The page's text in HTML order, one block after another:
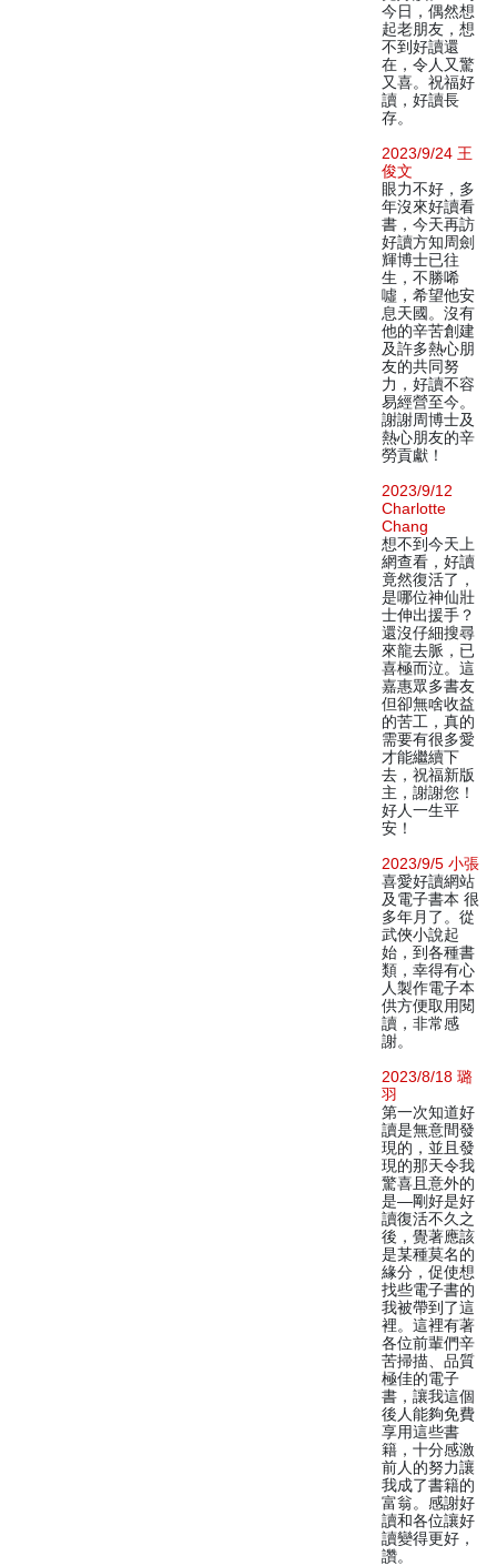
今日，偶然想
起老朋友，想
不到好讀還
在，令人又驚
又喜。祝福好
讀，好讀長
存。
2023/9/24 王
俊文
眼力不好，多
年沒來好讀看
書，今天再訪
好讀方知周劍
輝博士已往
生，不勝唏
噓，希望他安
息天國。沒有
他的辛苦創建
及許多熱心朋
友的共同努
力，好讀不容
易經營至今。
謝謝周博士及
熱心朋友的辛
勞貢獻！
2023/9/12
Charlotte
Chang
想不到今天上
網查看，好讀
竟然復活了，
是哪位神仙壯
士伸出援手？
還沒仔細搜尋
來龍去脈，已
喜極而泣。這
嘉惠眾多書友
但卻無啥收益
的苦工，真的
需要有很多愛
才能繼續下
去，祝福新版
主，謝謝您！
好人一生平
安！
2023/9/5 小張
喜愛好讀網站
及電子書本 很
多年月了。從
武俠小說起
始，到各種書
類，幸得有心
人製作電子本
供方便取用閱
讀，非常感
謝。
2023/8/18 璐
羽
第一次知道好
讀是無意間發
現的，並且發
現的那天令我
驚喜且意外的
是—剛好是好
讀復活不久之
後，覺著應該
是某種莫名的
緣分，促使想
找些電子書的
我被帶到了這
裡。這裡有著
各位前輩們辛
苦掃描、品質
極佳的電子
書，讓我這個
後人能夠免費
享用這些書
籍，十分感激
前人的努力讓
我成了書籍的
富翁。感謝好
讀和各位讓好
讀變得更好，
讚。